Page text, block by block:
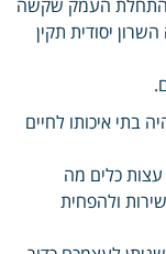
התחלת העמק שקשה
יסודית תקין
בתי איכותו לחיים
עצות כלים מה
ולהפחית